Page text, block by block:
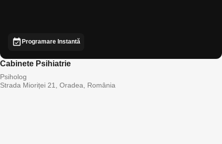
Programare Instantă
Cabinete Psihiatrie
Psiholog
Strada Mioriței 21, Oradea, România